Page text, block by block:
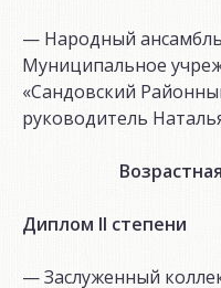
— Народный
Муниципальное
«Сандовский
руководитель
Диплом II степени
— Заслуженный